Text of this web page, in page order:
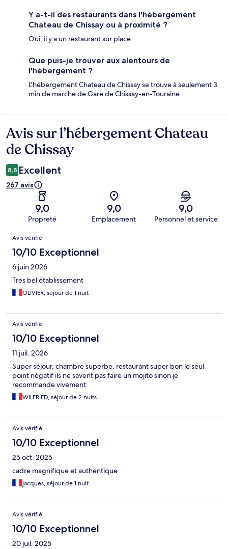
Y a-t-il des restaurants dans l'hébergement
Chateau de Chissay ou à proximité ?
Oui, il y a un restaurant sur place.
Que puis-je trouver aux alentours de
l'hébergement ?
L'hébergement Chateau de Chissay se trouve à seulement 3
min de marche de Gare de Chissay-en-Touraine.
Avis
Avis sur l’hébergement Chateau
de Chissay
8,8 Excellent
267 avis
9,0
Propreté
9,0
Emplacement
9,0
Personnel et service
Avis
Avis vérifié
10/10 Exceptionnel
6 juin 2026
Tres bel établissement
OLIVIER, séjour de 1 nuit
Avis vérifié
10/10 Exceptionnel
11 juil. 2026
Super séjour, chambre superbe, restaurant super bon le seul
point négatif ils ne savent pas faire un mojito sinon je
recommande vivement.
WILFRIED, séjour de 2 nuits
Avis vérifié
10/10 Exceptionnel
25 oct. 2025
cadre magnifique et authentique
jacques, séjour de 1 nuit
Avis vérifié
10/10 Exceptionnel
20 juil. 2025